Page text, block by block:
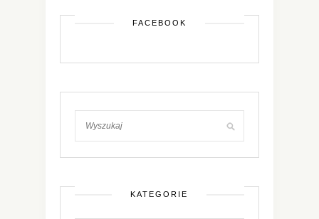
FACEBOOK
KATEGORIE